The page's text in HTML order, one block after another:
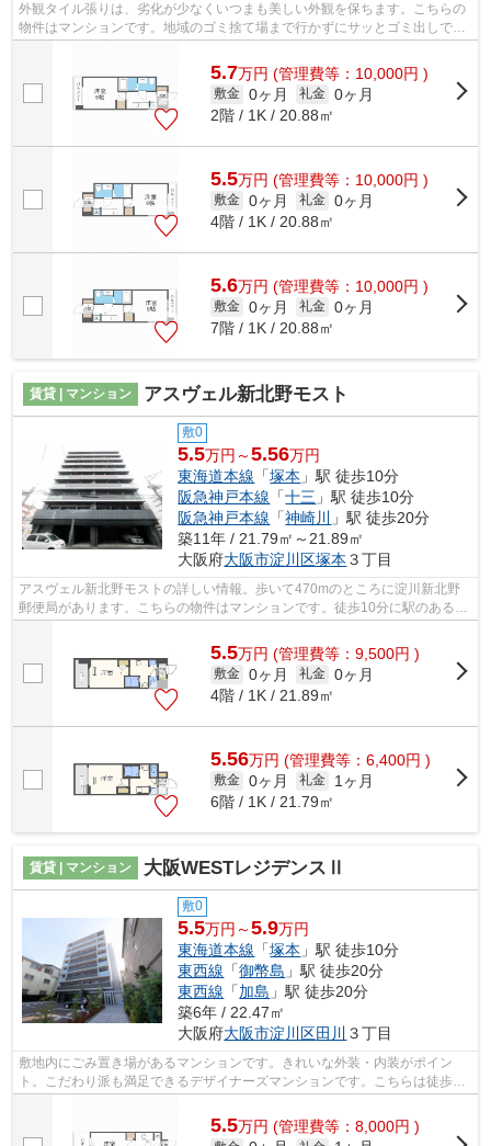
外観タイル張りは、劣化が少なくいつまも美しい外観を保ちます。こちらの
物件はマンションです。地域のゴミ捨て場まで行かずにサッとゴミ出しでき
5.7万円 (管理費等：10,000円 )
敷金 0ヶ月 礼金 0ヶ月
2階 / 1K / 20.88㎡
5.5万円 (管理費等：10,000円 )
敷金 0ヶ月 礼金 0ヶ月
4階 / 1K / 20.88㎡
5.6万円 (管理費等：10,000円 )
敷金 0ヶ月 礼金 0ヶ月
7階 / 1K / 20.88㎡
賃貸 | マンション アスヴェル新北野モスト
敷0
5.5万円～5.56万円
東海道本線 「塚本 」駅 徒歩10分
阪急神戸本線 「十三 」駅 徒歩10分
阪急神戸本線 「神崎川
」駅 徒歩20分
築11年 / 21.79㎡～21.89㎡
大阪府大阪市淀川区塚本 ３丁目
アスヴェル新北野モストの詳しい情報。歩いて470mのところに淀川新北野
郵便局があります。こちらの物件はマンションです。徒歩10分に駅のある、
5.5万円 (管理費等：9,500円 )
敷金 0ヶ月 礼金 0ヶ月
4階 / 1K / 21.89㎡
5.56万円 (管理費等：6,400円 )
敷金 0ヶ月 礼金
1ヶ月
6階 / 1K / 21.79㎡
賃貸 | マンション 大阪WESTレジデンスⅡ
敷0
5.5万円～5.9万円
東海道本線 「塚本 」駅 徒歩10分
東西線 「御幣島 」駅 徒歩20分
東西線 「加島 」駅 徒歩20分
築6年 / 22.47㎡
大阪府大阪市淀川区田川 ３丁目
敷地内にごみ置き場があるマンションです。きれいな外装・内装がポイン
ト。こだわり派も満足できるデザイナーズマンションです。こちらは徒歩10
分に立地する物件です。大阪市淀川区の...
5.5万円 (管理費等：8,000円 )